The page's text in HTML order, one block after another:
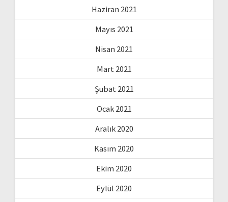
Haziran 2021
Mayıs 2021
Nisan 2021
Mart 2021
Şubat 2021
Ocak 2021
Aralık 2020
Kasım 2020
Ekim 2020
Eylül 2020